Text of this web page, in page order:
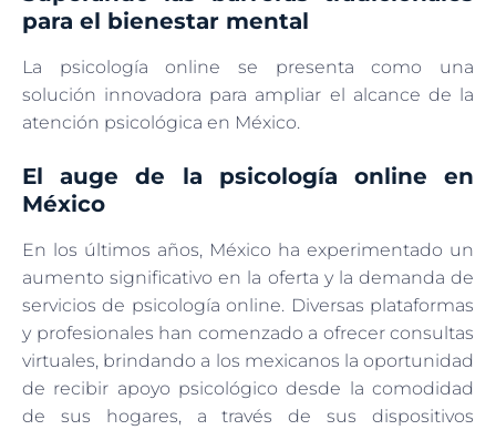
para el bienestar mental
La psicología online se presenta como una
solución innovadora para ampliar el alcance de la
atención psicológica en México.
El auge de la psicología online en
México
En los últimos años, México ha experimentado un
aumento significativo en la oferta y la demanda de
servicios de psicología online. Diversas plataformas
y profesionales han comenzado a ofrecer consultas
virtuales, brindando a los mexicanos la oportunidad
de recibir apoyo psicológico desde la comodidad
de sus hogares, a través de sus dispositivos